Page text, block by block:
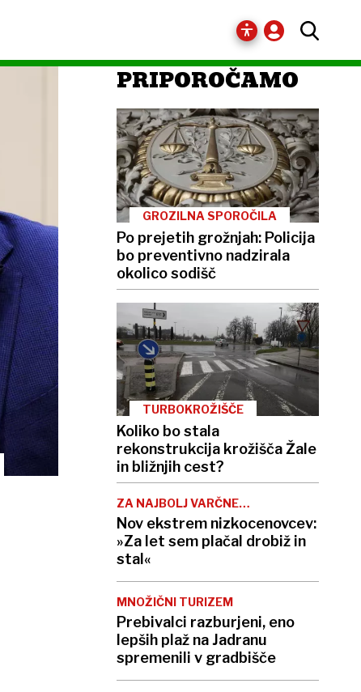
PRIPOROČAMO
GROZILNA SPOROČILA
Po prejetih grožnjah: Policija
bo preventivno nadzirala
okolico sodišč
TURBOKROŽIŠČE
Koliko bo stala
rekonstrukcija krožišča Žale
in bližnjih cest?
ZA NAJBOLJ VARČNE
POPOTNIKE
Nov ekstrem nizkocenovcev:
»Za let sem plačal drobiž in
stal«
MNOŽIČNI TURIZEM
Prebivalci razburjeni, eno
lepših plaž na Jadranu
spremenili v gradbišče